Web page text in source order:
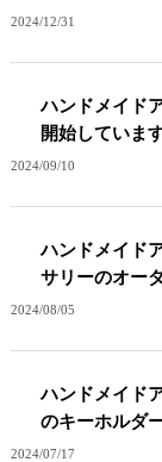
2024/12/31
ハンドメイド
開始していま
2024/09/10
ハンドメイド
サリーのオー
2024/08/05
ハンドメイド
のキーホルダ
2024/07/17